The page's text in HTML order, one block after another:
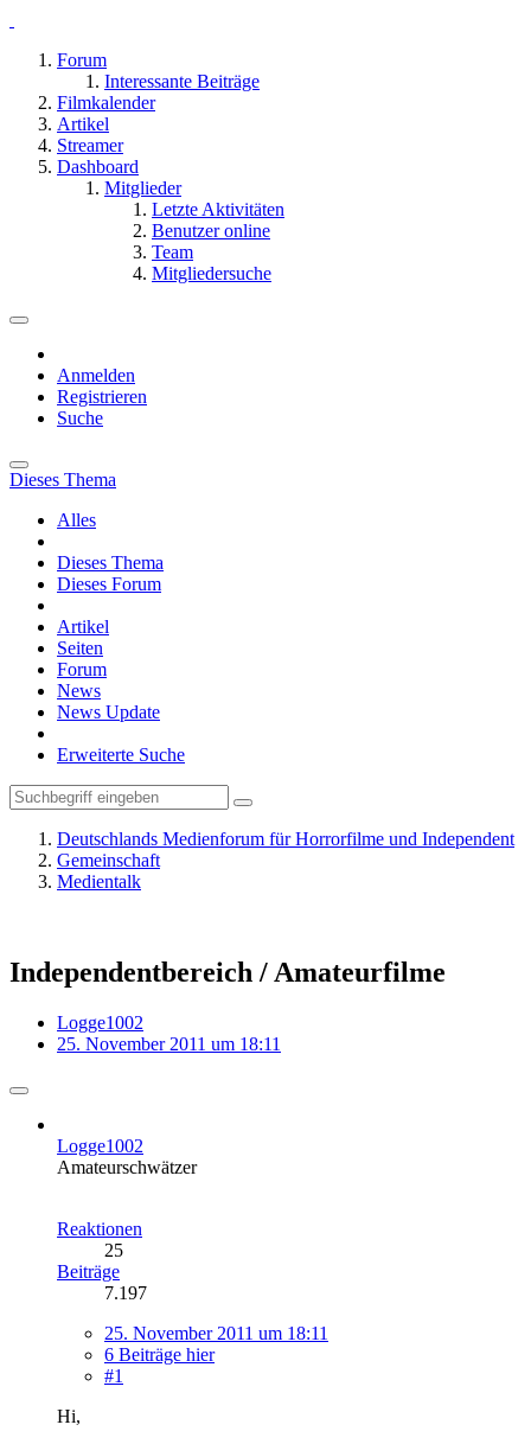
Forum
Interessante Beiträge
Filmkalender
Artikel
Streamer
Dashboard
Mitglieder
Letzte Aktivitäten
Benutzer online
Team
Mitgliedersuche
Anmelden
Registrieren
Suche
Dieses Thema
Alles
Dieses Thema
Dieses Forum
Artikel
Seiten
Forum
News
News Update
Erweiterte Suche
Deutschlands Medienforum für Horrorfilme und Independent
Gemeinschaft
Medientalk
Independentbereich / Amateurfilme
Logge1002
25. November 2011 um 18:11
Logge1002
Amateurschwätzer
Reaktionen
25
Beiträge
7.197
25. November 2011 um 18:11
6 Beiträge hier
#1
Hi,